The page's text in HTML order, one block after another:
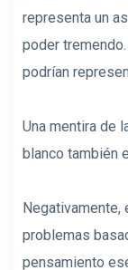
representa un
poder
podrían
Una mentira de
blanco también
Negativamente,
problemas
pensamiento